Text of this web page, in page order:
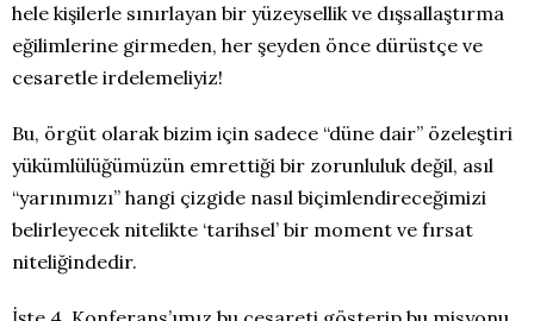
hele kişilerle sınırlayan bir yüzeysellik ve dışsallaştırma
eğilimlerine girmeden, her şeyden önce dürüstçe ve
cesaretle irdelemeliyiz!
Bu, örgüt olarak bizim için sadece “düne dair” özeleştiri
yükümlülüğümüzün emrettiği bir zorunluluk değil, asıl
“yarınımızı” hangi çizgide nasıl biçimlendireceğimizi
belirleyecek nitelikte ‘tarihsel’ bir moment ve fırsat
niteliğindedir.